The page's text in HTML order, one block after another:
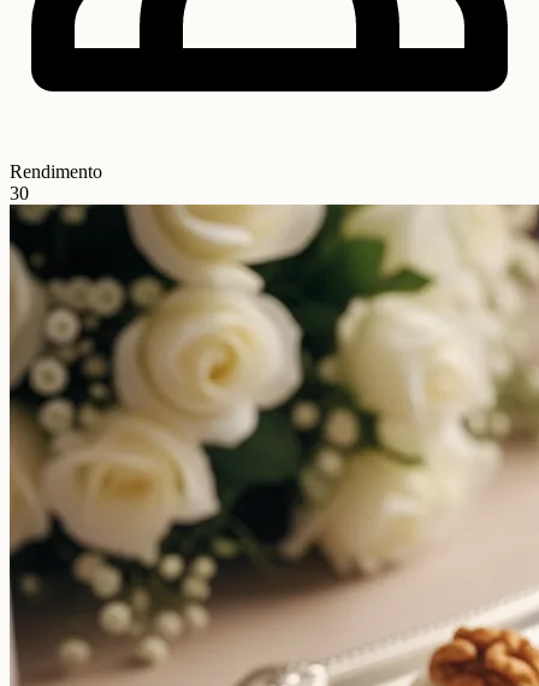
Rendimento
30